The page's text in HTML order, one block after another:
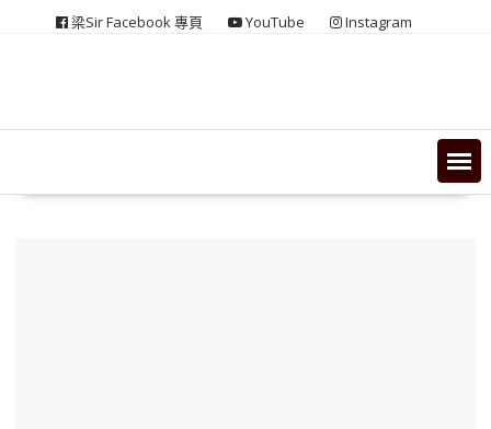
梁Sir Facebook 專頁 YouTube Instagram